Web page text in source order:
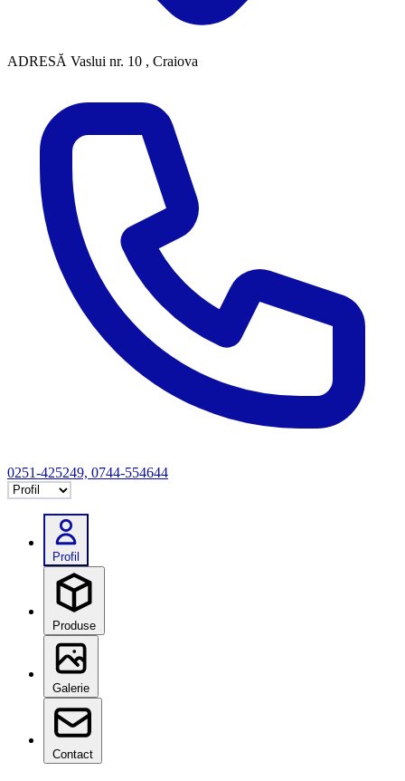
ADRESĂ Vaslui nr. 10 , Craiova
0251-425249, 0744-554644
Selectează tab
Profil
Produse
Galerie
Contact